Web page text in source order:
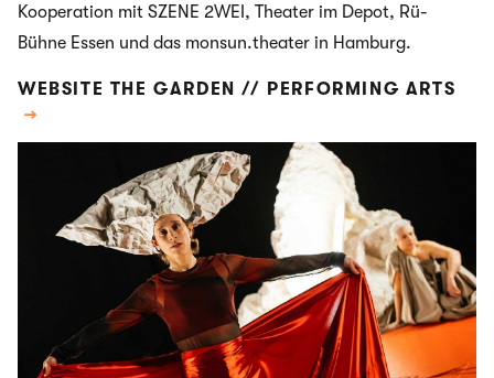
Kooperation mit SZENE 2WEI, Theater im Depot, Rü-
Bühne Essen und das monsun.theater in Hamburg.
WEBSITE THE GARDEN // PERFORMING ARTS
→